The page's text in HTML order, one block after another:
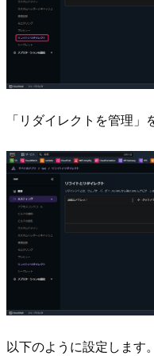
「リダイレクトを管理」
以下のように設定します。